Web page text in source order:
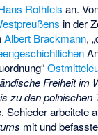
Rothfels an.
in der
Albert Brackmann,
Freiheit im
zu den polnischen
Schieder arbeitete
mit und